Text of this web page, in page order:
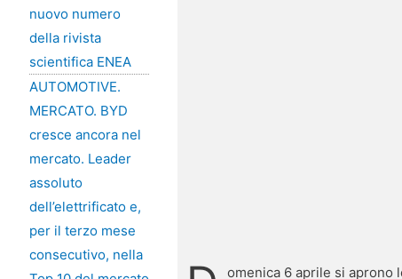
nuovo numero
della rivista
scientifica ENEA
AUTOMOTIVE.
MERCATO. BYD
cresce ancora nel
mercato. Leader
assoluto
dell’elettrificato e,
per il terzo mese
consecutivo, nella
omenica 6 aprile si aprono